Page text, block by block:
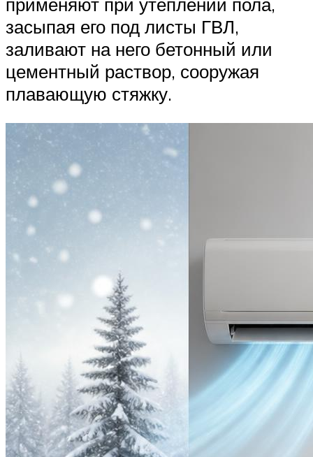
засыпая его под листы ГВЛ,
заливают на него бетонный или
цементный раствор, сооружая
плавающую стяжку.